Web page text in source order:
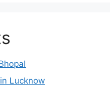
Lucknow